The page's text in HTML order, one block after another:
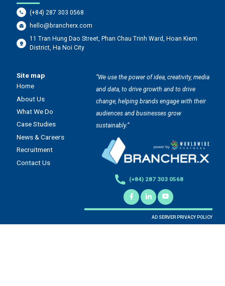
category awards
Smarties Vietnam
2025. The MMA
SMARTIES
Awards honor
influential global
initiatives that
demonstrate
effectiveness and
meaningful
contribution to
society.
(+84) 287 303 0568
hello@brancherx.com
11 Tran Hung Dao Street, Phan Chau Trinh Ward, Hoan Kiem
District, Ha Noi City
Site map
Home
About Us
What We Do
Case Studies
News & Careers
Recruitment
Contact Us
“We use the power of idea, creativity, media
and data, to drive growth and to drive
change, helping brands engage with their
audiences and businesses grow
sustainably.”
(+84) 287 303 0568
AD SERVER PRIVACY POLICY